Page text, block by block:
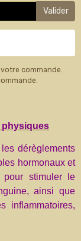
Valider
commande.
physiques
dérèglements
hormonaux et
pour stimuler le
ainsi que
inflammatoires,